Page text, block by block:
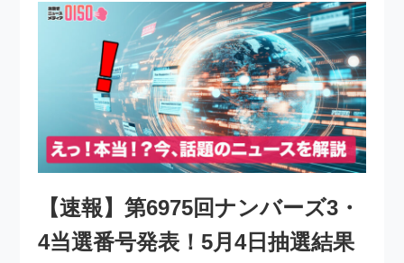
【速報】第6975回ナンバーズ3・
4当選番号発表！5月4日抽選結果